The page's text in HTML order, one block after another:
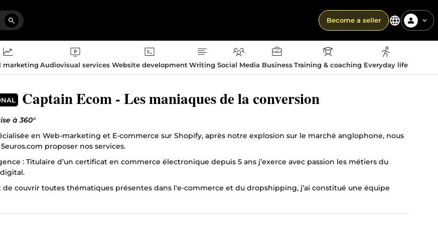
Become a seller
marketing Audiovisual services Website development Writing Social Media Business Training & coaching Everyday life
Captain Ecom - Les maniaques de la conversion
à 360°
en Web-marketing et E-commerce sur Shopify, après notre explosion sur le marché anglophone, nous
proposer nos services.
: Titulaire d’un certificat en commerce électronique depuis 5 ans j’exerce avec passion les métiers du
de couvrir toutes thématiques présentes dans l'e-commerce et du dropshipping, j’ai constitué une équipe
de boutique